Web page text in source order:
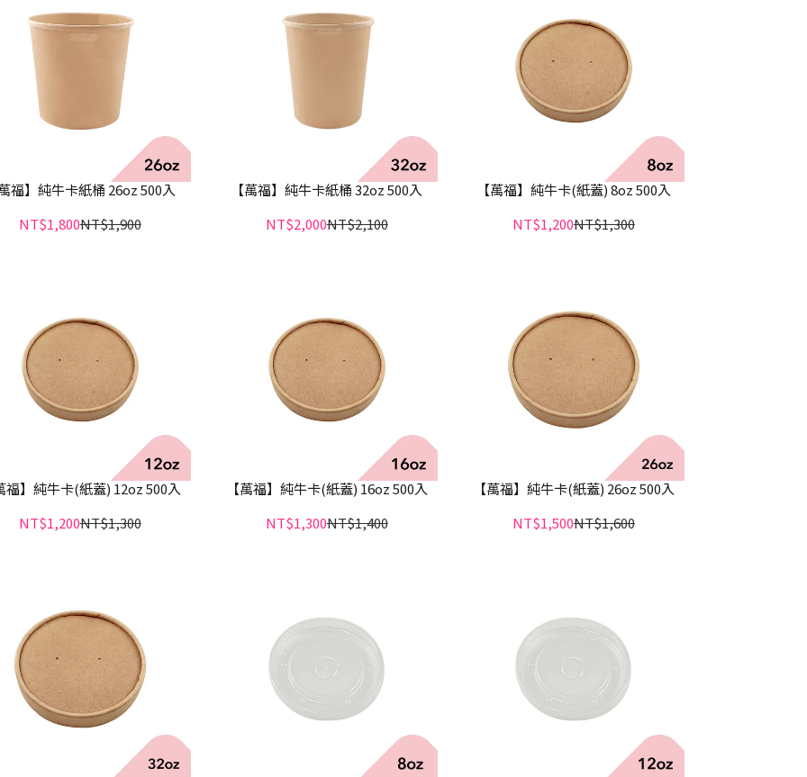
福】純牛卡紙桶 26oz 500入
NT$1,800NT$1,900
【萬福】純牛卡紙桶 32oz 500入
NT$2,000NT$2,100
【萬福】純牛卡(紙蓋) 8oz 500入
NT$1,200NT$1,300
福】純牛卡(紙蓋) 12oz 500入
NT$1,200NT$1,300
【萬福】純牛卡(紙蓋) 16oz 500入
NT$1,300NT$1,400
【萬福】純牛卡(紙蓋) 26oz 500入
NT$1,500NT$1,600